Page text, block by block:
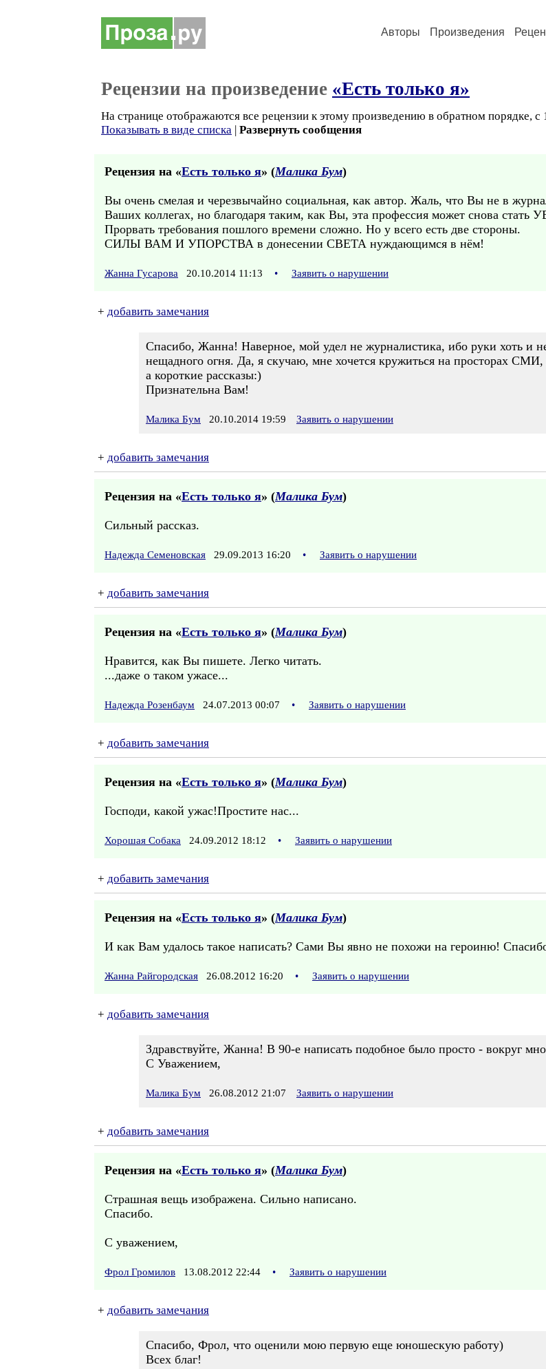
Авторы Произведения
Рецензии на произведение «Есть только я»
На странице отображаются все рецензии к этому произведению в обратном порядке, с
Показывать в виде списка | Развернуть сообщения
Рецензия на «Есть только я» (Малика Бум)
Вы очень смелая и черезвычайно социальная, как автор. Жаль, что Вы не в
Ваших коллегах, но благодаря таким, как Вы, эта профессия может снова
Прорвать требования пошлого времени сложно. Но у всего есть две стороны.
СИЛЫ ВАМ И УПОРСТВА в донесении СВЕТА нуждающимся в нём!
Жанна Гусарова 20.10.2014 11:13 • Заявить о нарушении
+ добавить замечания
Спасибо, Жанна! Наверное, мой удел не журналистика, ибо руки хоть и
нещадного огня. Да, я скучаю, мне хочется кружиться на просторах
а короткие рассказы:)
Признательна Вам!
Малика Бум 20.10.2014 19:59 Заявить о нарушении
+ добавить замечания
Рецензия на «Есть только я» (Малика Бум)
Сильный рассказ.
Надежда Семеновская 29.09.2013 16:20 • Заявить о нарушении
+ добавить замечания
Рецензия на «Есть только я» (Малика Бум)
Нравится, как Вы пишете. Легко читать.
...даже о таком ужасе...
Надежда Розенбаум 24.07.2013 00:07 • Заявить о нарушении
+ добавить замечания
Рецензия на «Есть только я» (Малика Бум)
Господи, какой ужас!Простите нас...
Хорошая Собака 24.09.2012 18:12 • Заявить о нарушении
+ добавить замечания
Рецензия на «Есть только я» (Малика Бум)
И как Вам удалось такое написать? Сами Вы явно не похожи на героиню!
Жанна Райгородская 26.08.2012 16:20 • Заявить о нарушении
+ добавить замечания
Здравствуйте, Жанна! В 90-е написать подобное было просто - вокруг
С Уважением,
Малика Бум 26.08.2012 21:07 Заявить о нарушении
+ добавить замечания
Рецензия на «Есть только я» (Малика Бум)
Страшная вещь изображена. Сильно написано.
Спасибо.
С уважением,
Фрол Громилов 13.08.2012 22:44 • Заявить о нарушении
+ добавить замечания
Спасибо, Фрол, что оценили мою первую еще юношескую работу)
Всех благ!